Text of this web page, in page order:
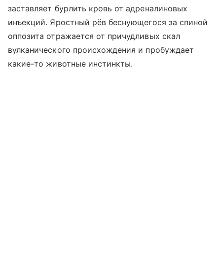
заставляет бурлить кровь от адреналиновых
инъекций. Яростный рёв беснующегося за спиной
оппозита отражается от причудливых скал
вулканического происхождения и пробуждает
какие-то животные инстинкты.